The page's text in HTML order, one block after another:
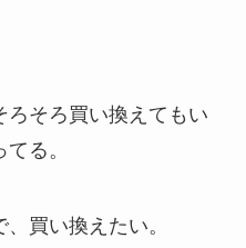
そろ買い換えてもい
る。
買い換えたい。